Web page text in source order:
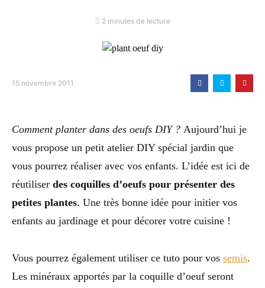
2 minutes de lecture
15 novembre 2011
Comment planter dans des oeufs DIY ? Aujourd’hui je
vous propose un petit atelier DIY spécial jardin que
vous pourrez réaliser avec vos enfants. L’idée est ici de
réutiliser des coquilles d’oeufs pour présenter des
petites plantes. Une très bonne idée pour initier vos
enfants au jardinage et pour décorer votre cuisine !
Vous pourrez également utiliser ce tuto pour vos semis.
Les minéraux apportés par la coquille d’oeuf seront